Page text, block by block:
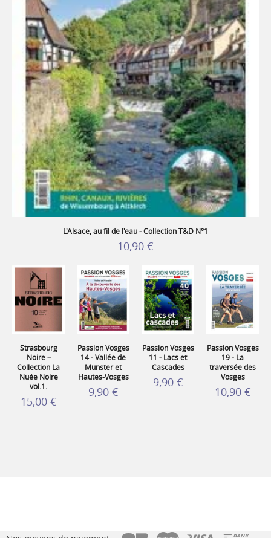
L'Alsace, au fil de l'eau - Collection T&D N°1
10,90 €
Strasbourg
Noire –
Collection La
Nuée Noire
vol.1.
15,00 €
Passion Vosges
14 - Vallée de
Munster et
Hautes-Vosges
9,90 €
Passion Vosges
11 - Lacs et
Cascades
9,90 €
Passion Vosges
19 - La
traversée des
Vosges
10,90 €